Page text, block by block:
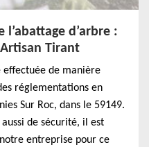
l’abattage d’arbre :
Tirant
effectuée de manière
réglementations en
Sur Roc, dans le 59149.
de sécurité, il est
entreprise pour ce